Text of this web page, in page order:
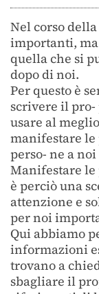
Nel corso
importanti,
quella che si
dopo di noi.
Per questo è
scrivere il pro-
usare al
manifestare
perso- ne a noi
Manifestare
è perciò una
attenzione e
per noi
Qui abbiamo
informazioni
trovano a
sbagliare il